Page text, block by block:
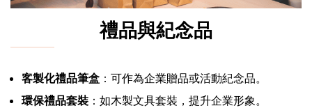
禮品與紀念品
客製化禮品筆盒 ：可作為企業贈品或活動紀念品。
環保禮品套裝 ：如木製文具套裝，提升企業形象。